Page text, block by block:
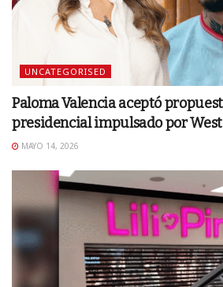
UNCATEGORISED
Paloma Valencia aceptó
presidencial impulsado por
MAYO 14, 2026